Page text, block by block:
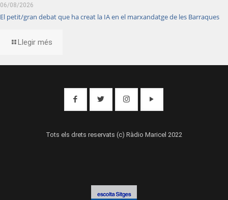
06/08/2026
El petit/gran debat que ha creat la IA en el marxandatge de les Barraques
Llegir més
Tots els drets reservats (c) Ràdio Maricel 2022